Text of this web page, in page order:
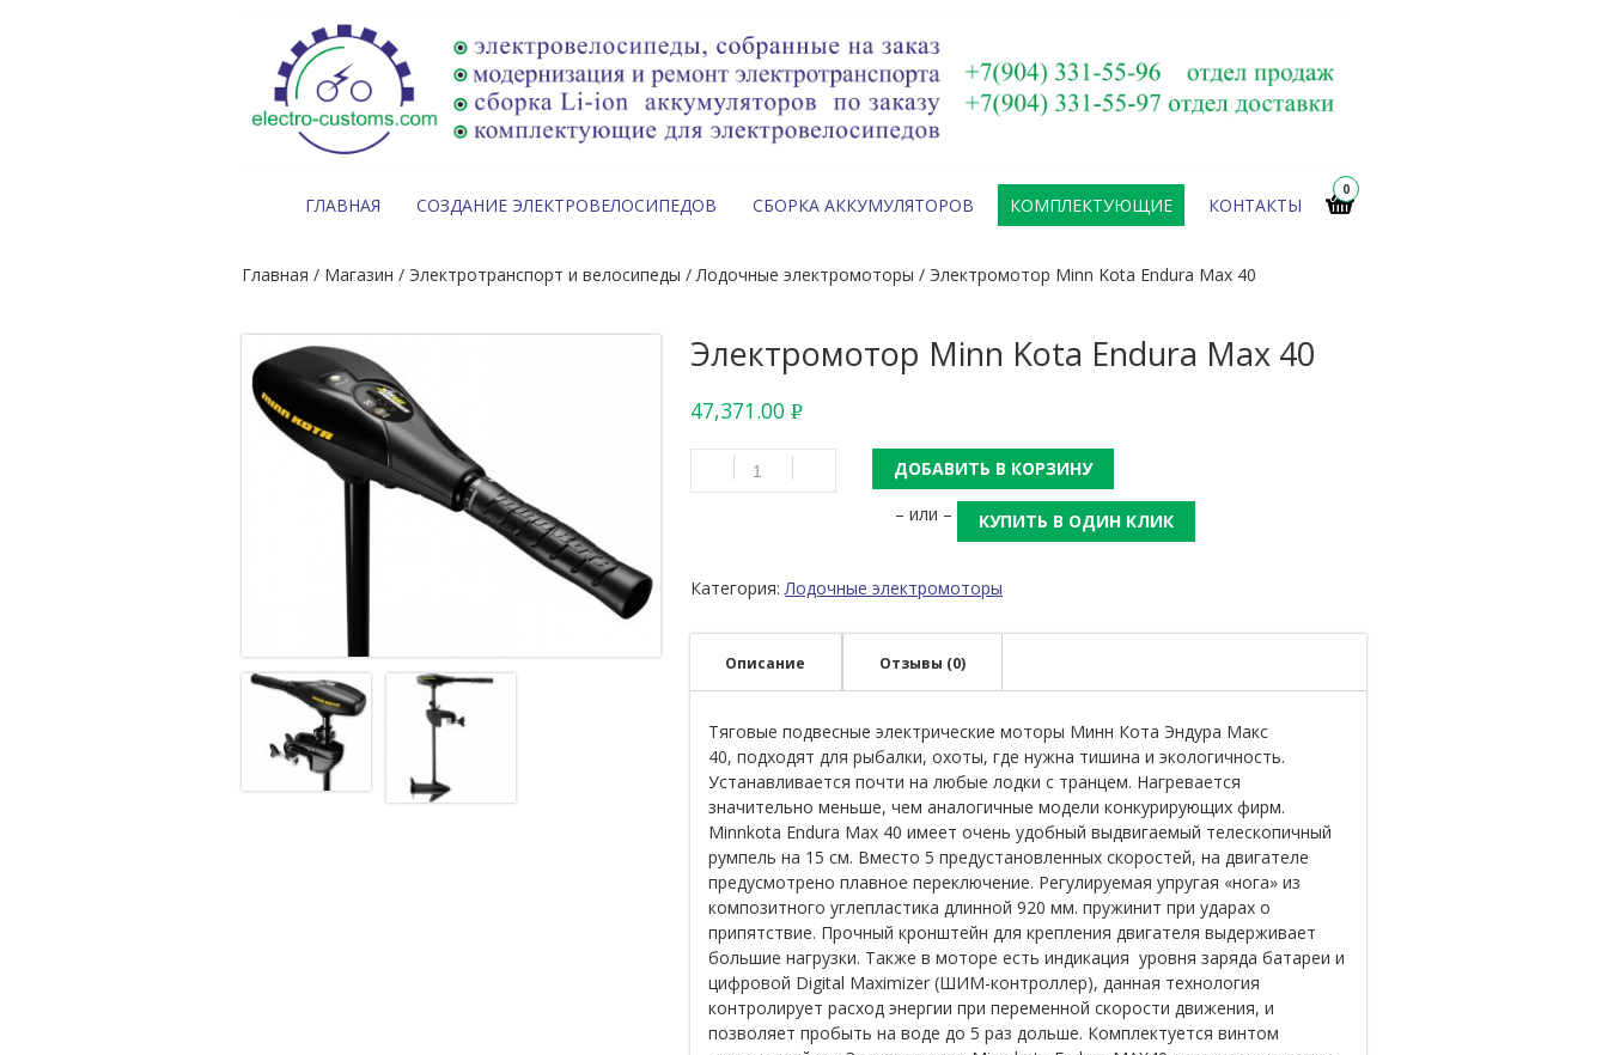
0
ГЛАВНАЯ СОЗДАНИЕ ЭЛЕКТРОВЕЛОСИПЕДОВ СБОРКА АККУМУЛЯТОРОВ КОМПЛЕКТУЮЩИЕ КОНТАКТЫ
Главная / Магазин / Электротранспорт и велосипеды /Лодочные электромоторы / Электромотор Minn Kota Endura Max 40
Электромотор Minn Kota Endura Max 40
47,371.00 Р
УБ.
ДОБАВИТЬ В КОРЗИНУ
– или –
КУПИТЬ В ОДИН КЛИК
Категория:Лодочные электромоторы
Описание Отзывы (0)
Тяговые подвесные электрические моторы Минн Кота Эндура Макс
40, подходят для рыбалки, охоты, где нужна тишина и экологичность.
Устанавливается почти на любые лодки с транцем. Нагревается
значительно меньше, чем аналогичные модели конкурирующих фирм.
Minnkota Endura Max 40 имеет очень удобный выдвигаемый телескопичный
румпель на 15 см. Вместо 5 предустановленных скоростей, на двигателе
предусмотрено плавное переключение. Регулируемая упругая «нога» из
композитного углепластика длинной 920 мм. пружинит при ударах о
припятствие. Прочный кронштейн для крепления двигателя выдерживает
большие нагрузки. Также в моторе есть индикация уровня заряда батареи и
цифровой Digital Maximizer (ШИМ-контроллер), данная технология
контролирует расход энергии при переменной скорости движения, и
позволяет пробыть на воде до 5 раз дольше. Комплектуется винтом